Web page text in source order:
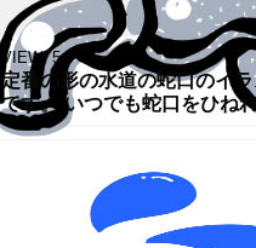
VIEW: 5
定番の形の水道の蛇口のイ
です。 いつでも蛇口をひね
が出てくる世界に住んでい
になっているけれど、出な